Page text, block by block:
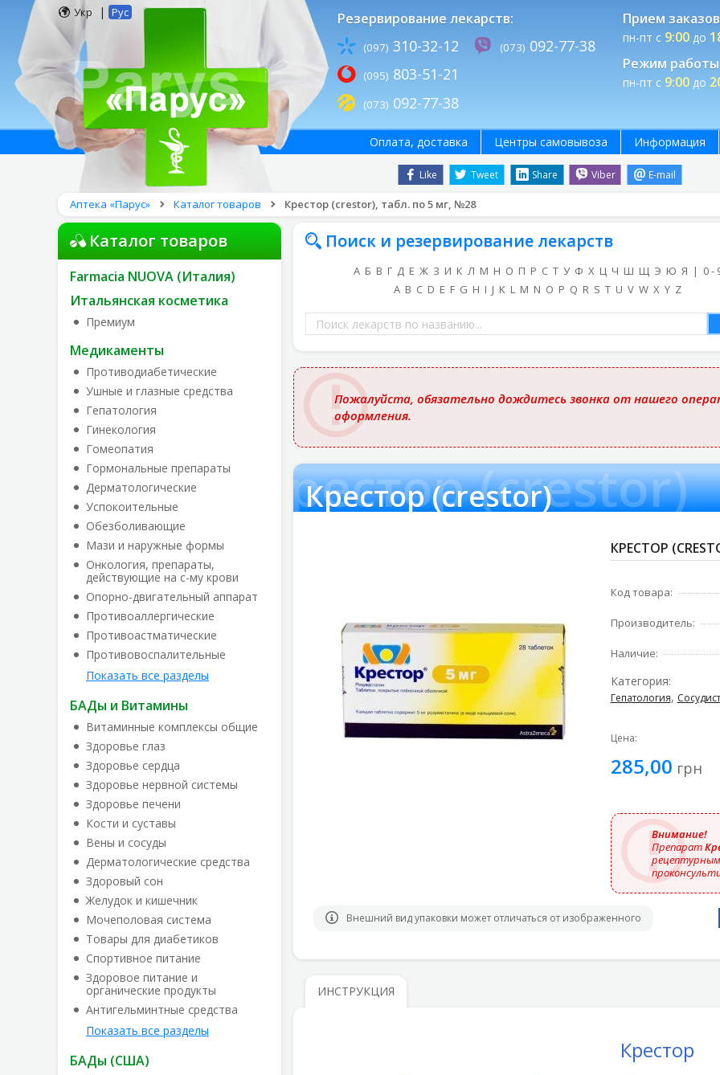
Укр | Рус Резервирование лекарств:
(097) 310-32-12
(095) 803-51-21
(073) 092-77-38
(073) 092-77-38
Прием
пн-пт с 9:00до
Режим работы
пн-пт с 9:00до
Like Tweet Share Viber E-mail
Оплата, доставка Центры самовывоза Информация
Аптека «Парус» Каталог товаров Крестор (crestor), табл. по 5 мг, №28
Каталог товаров
Farmacia NUOVA (Италия)
Итальянская косметика
Премиум
Медикаменты
Противодиабетические
Ушные и глазные средства
Гепатология
Гинекология
Гомеопатия
Гормональные препараты
Дерматологические
Успокоительные
Обезболивающие
Мази и наружные формы
Онкология, препараты,
действующие на с-му крови
Опорно-двигательный аппарат
Противоаллергические
Противоастматические
Противовоспалительные
Показать все разделы
БАДы и Витамины
Витаминные комплексы общие
Здоровье глаз
Здоровье сердца
Здоровье нервной системы
Здоровье печени
Кости и суставы
Вены и сосуды
Дерматологические средства
Здоровый сон
Желудок и кишечник
Мочеполовая система
Товары для диабетиков
Спортивное питание
Здоровое питание и
органические продукты
Антигельминтные средства
Показать все разделы
БАДы (США)
Поиск и резервирование лекарств
А Б В Г Д Е Ж З И К Л М Н О П Р С Т У Ф Х Ц Ч Ш Щ Э Ю Я | 0 -
A B C D E F G H I J K L M N O P Q R S T U V W X Y Z
Поиск
лекарств
по
названию
Пожалуйста, обязательно дождитесь звонка от нашего
оформления.
Крестор (crestor)
Крестор (crestor)
КРЕСТОР
Код товара:
Производитель:
Наличие:
Категория:
Гепатология,
Цена:
285,00 грн
Внимание!
Препарат
Внешний вид упаковки может отличаться от изображенного
ИНСТРУКЦИЯ
Крестор